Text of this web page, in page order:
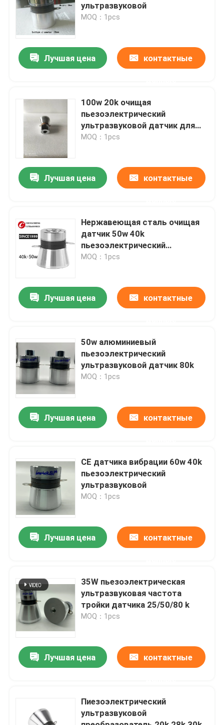
Продукты
О нас
Путешествие фабрики
Свяжитесь мы
Спросите цитату
ультразвуковой очистки датчика
Датчик Multi частоты ультразвуковой
ультразвуковой
MOQ：1pcs
Лучшая цена контактные
100w 20k очищая
пьезоэлектрический
ультразвуковой датчик для
того чтобы понизить частоту
MOQ：1pcs
Лучшая цена контактные
Нержавеющая сталь очищая
датчик 50w 40k
пьезоэлектрический
ультразвуковой
MOQ：1pcs
Лучшая цена контактные
50w алюминиевый
пьезоэлектрический
ультразвуковой датчик 80k
MOQ：1pcs
Лучшая цена контактные
CE датчика вибрации 60w 40k
пьезоэлектрический
ультразвуковой
MOQ：1pcs
Лучшая цена контактные
35W пьезоэлектрическая
ультразвуковая частота
тройки датчика 25/50/80 k
MOQ：1pcs
Лучшая цена контактные
Пиезоэлектрический
ультразвуковой